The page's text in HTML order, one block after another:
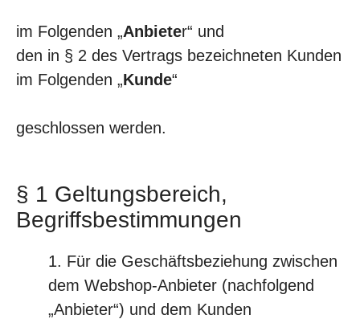
im Folgenden „Anbieter“ und
den in § 2 des Vertrags bezeichneten Kunden
im Folgenden „Kunde“
geschlossen werden.
§ 1 Geltungsbereich,
Begriffsbestimmungen
Für die Geschäftsbeziehung zwischen
dem Webshop-Anbieter (nachfolgend
„Anbieter“) und dem Kunden